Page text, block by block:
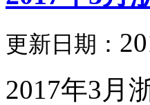
更新日期：
2017年3月